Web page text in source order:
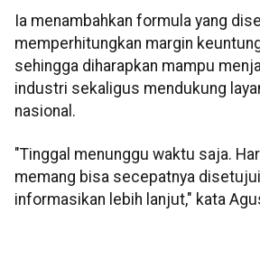
Ia menambahkan formula yang
memperhitungkan margin
sehingga diharapkan mampu
industri sekaligus mendukung
nasional.
"Tinggal menunggu waktu saja.
memang bisa secepatnya
informasikan lebih lanjut," kata